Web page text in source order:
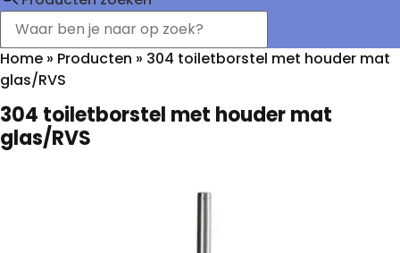
Home » Producten » 304 toiletborstel met houder mat
glas/RVS
304 toiletborstel met houder mat
glas/RVS